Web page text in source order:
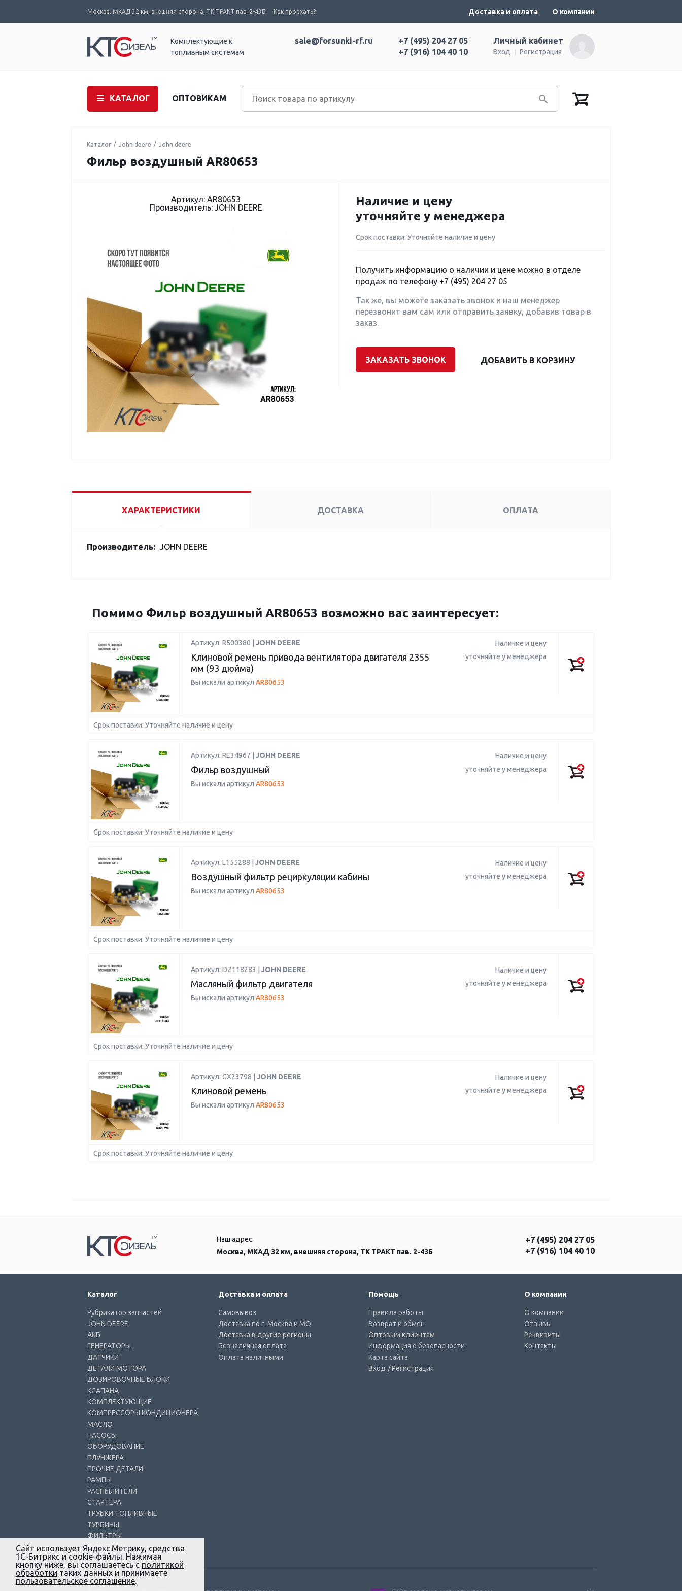
Москва, МКАД 32 км, внешняя сторона, ТК ТРАКТ пав. 2-43Б Как проехать? Доставка и оплата О компании
Комплектующие к
топливным системам
Личный кабинет
Вход Регистрация
+7 (495) 204 27 05
+7 (916) 104 40 10
sale@forsunki-rf.ru
КАТАЛОГ ОПТОВИКАМ
Каталог John deere John deere
Фильр воздушный AR80653
Артикул: AR80653
Производитель: JOHN DEERE
Наличие и цену
уточняйте у менеджера
Срок поставки: Уточняйте наличие и цену
Получить информацию о наличии и цене можно в отделе
продаж по телефону +7 (495) 204 27 05
Так же, вы можете заказать звонок и наш менеджер
перезвонит вам сам или отправить заявку, добавив товар в
заказ.
ЗАКАЗАТЬ ЗВОНОК ДОБАВИТЬ В КОРЗИНУ
ХАРАКТЕРИСТИКИ ДОСТАВКА ОПЛАТА
Производитель: JOHN DEERE
Помимо Фильр воздушный AR80653 возможно вас заинтересует:
Артикул: R500380 | JOHN DEERE
Клиновой ремень привода вентилятора двигателя 2355
мм (93 дюйма)
Вы искали артикул AR80653
Наличие и цену
уточняйте у менеджера
Срок поставки: Уточняйте наличие и цену
Артикул: RE34967 | JOHN DEERE
Фильр воздушный
Вы искали артикул AR80653
Наличие и цену
уточняйте у менеджера
Срок поставки: Уточняйте наличие и цену
Артикул: L155288 | JOHN DEERE
Воздушный фильтр рециркуляции кабины
Вы искали артикул AR80653
Наличие и цену
уточняйте у менеджера
Срок поставки: Уточняйте наличие и цену
Артикул: DZ118283 | JOHN DEERE
Масляный фильтр двигателя
Вы искали артикул AR80653
Наличие и цену
уточняйте у менеджера
Срок поставки: Уточняйте наличие и цену
Артикул: GX23798 | JOHN DEERE
Клиновой ремень
Вы искали артикул AR80653
Наличие и цену
уточняйте у менеджера
Срок поставки: Уточняйте наличие и цену
Наш адрес:
Москва, МКАД 32 км, внешняя сторона, ТК ТРАКТ пав. 2-43Б
+7 (495) 204 27 05
+7 (916) 104 40 10
Каталог
Рубрикатор запчастей
JOHN DEERE
АКБ
ГЕНЕРАТОРЫ
ДАТЧИКИ
ДЕТАЛИ МОТОРА
ДОЗИРОВОЧНЫЕ БЛОКИ
КЛАПАНА
КОМПЛЕКТУЮЩИЕ
КОМПРЕССОРЫ КОНДИЦИОНЕРА
МАСЛО
НАСОСЫ
ОБОРУДОВАНИЕ
ПЛУНЖЕРА
ПРОЧИЕ ДЕТАЛИ
РАМПЫ
РАСПЫЛИТЕЛИ
СТАРТЕРА
ТРУБКИ ТОПЛИВНЫЕ
ТУРБИНЫ
ФИЛЬТРЫ
ФОРСУНКИ
Доставка и оплата
Самовывоз
Доставка по г. Москва и МО
Доставка в другие регионы
Безналичная оплата
Оплата наличными
Помощь
Правила работы
Возврат и обмен
Оптовым клиентам
Информация о безопасности
Карта сайта
Вход / Регистрация
О компании
О компании
Отзывы
Реквизиты
Контакты
Сайт использует Яндекс.Метрику, средства
1С-Битрикс и cookie-файлы. Нажимая
кнопку ниже, вы соглашаетесь с политикой
обработки таких данных и принимаете
пользовательское соглашение.